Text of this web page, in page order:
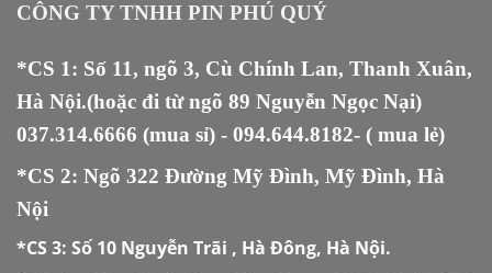
CÔNG TY TNHH PIN PHÚ QUÝ
*CS 1: Số 11, ngõ 3, Cù Chính Lan, Thanh Xuân,
Hà Nội.(hoặc đi từ ngõ 89 Nguyễn Ngọc Nại)
037.314.6666 (mua sỉ) - 094.644.8182- ( mua lẻ)
*CS 2: Ngõ 322 Đường Mỹ Đình, Mỹ Đình, Hà
Nội
*CS 3: Số 10 Nguyễn Trãi , Hà Đông, Hà Nội.